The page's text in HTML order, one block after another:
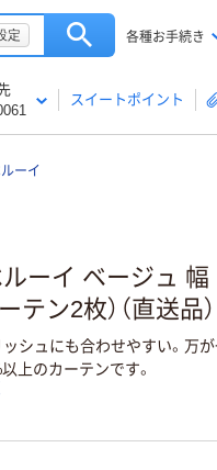
定 各種お手続き
スイートポイント
ーイ
ーイ ベージュ 幅
ン2枚）（直送品）
シュにも合わせやすい。万
上のカーテンです。